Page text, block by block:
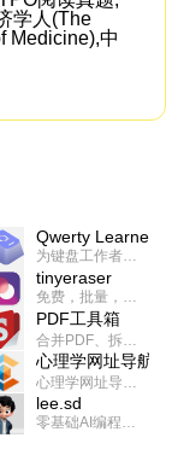
学人(The
Medicine),中
Qwerty Learner
为键盘工作者设计的单词与肌肉记忆锻炼软件
tinyeraser
PDF工具箱
合并PDF、拆分PDF、旋转PDF、裁剪PDF、转换PDF、加密PDF、解密PDF、PDF加水印等多种PDF处理功能
网站应用
心理学网址导航
lee.sd